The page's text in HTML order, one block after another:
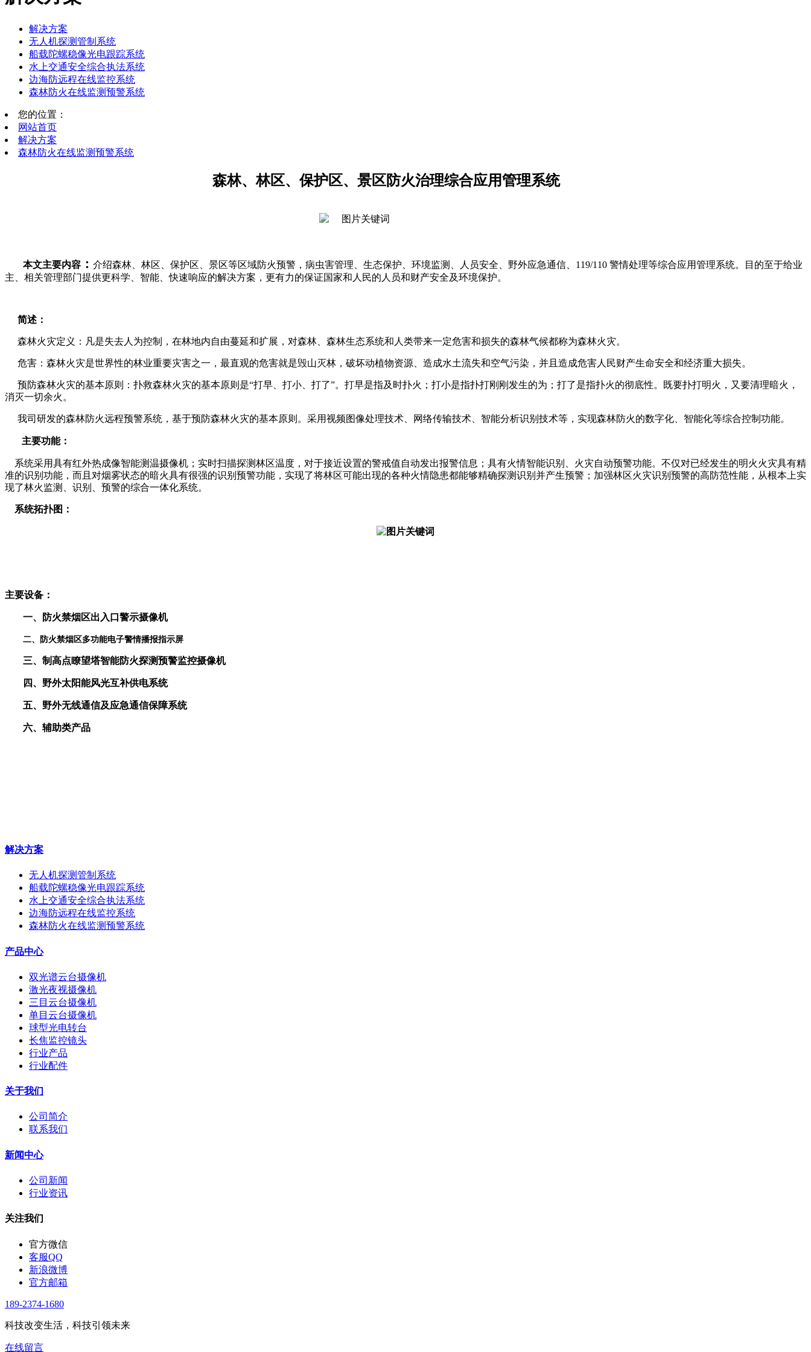
解决方案
无人机探测管制系统
船载陀螺稳像光电跟踪系统
水上交通安全综合执法系统
边海防远程在线监控系统
森林防火在线监测预警系统
您的位置：
网站首页
解决方案
森林防火在线监测预警系统
森林、林区、保护区、景区防火治理综合应用管理系统
本文主要内容 ： 介绍森林、林区、保护区、景区等区域防火预警，病虫害管理、生态保护、环境监测、人员安全、野外应急通信、119/110 警情处理等综合应用管理系统。目的至于给业
主、相关管理部门提供更科学、智能、快速响应的解决方案，更有力的保证国家和人民的人员和财产安全及环境保护。
简述：
森林火灾定义： 凡是失去人为控制，在林地内自由蔓延和扩展，对森林、森林生态系统和人类带来一定危害和损失的森林气候都称为森林火灾。
危害：森林火灾是世界性的林业重要灾害之一，最直观的危害就是毁山灭林，破坏动植物资源、造成水土流失和空气污染，并且造成危害人民财产生命安全和经济重大损失。
预防森林火灾的基本原则：扑救森林火灾的基本原则是“打早、打小、打了”。打早是指及时扑火；打小是指扑打刚刚发生的为；打了是指扑火的彻底性。既要扑打明火，又要清理暗火，
消灭一切余火。
我司研发的森林防火远程预警系统，基于预防森林火灾的基本原则。采用视频图像处理技术、网络传输技术、智能分析识别技术等，实现森林防火的数字化、智能化等综合控制功能。
主要功能：
系统采用具有红外热成像智能测温摄像机；实时扫描探测林区温度，对于接近设置的警戒值自动发出报警信息；具有火情智能识别、火灾自动预警功能。不仅对已经发生的明火火灾具有精
准的识别功能，而且对烟雾状态的暗火具有很强的识别预警功能，实现了将林区可能出现的各种火情隐患都能够精确探测识别并产生预警；加强林区火灾识别预警的高防范性能，从根本上实
现了林火监测、识别、预警的综合一体化系统。
系统拓扑图：
主要设备：
一、 防火禁烟区出入口警示摄像机
二、 防火禁烟区多功能电子警情播报指示屏
三、 制高点瞭望塔智能防火探测预警监控摄像机
四、 野外太阳能风光互补供电系统
五、 野外无线通信及应急通信保障系统
六、 辅助类产品
解决方案
无人机探测管制系统
船载陀螺稳像光电跟踪系统
水上交通安全综合执法系统
边海防远程在线监控系统
森林防火在线监测预警系统
产品中心
双光谱云台摄像机
激光夜视摄像机
三目云台摄像机
单目云台摄像机
球型光电转台
长焦监控镜头
行业产品
行业配件
关于我们
公司简介
联系我们
新闻中心
公司新闻
行业资讯
关注我们
官方微信
客服QQ
新浪微博
官方邮箱
189-2374-1680
科技改变生活，科技引领未来
在线留言